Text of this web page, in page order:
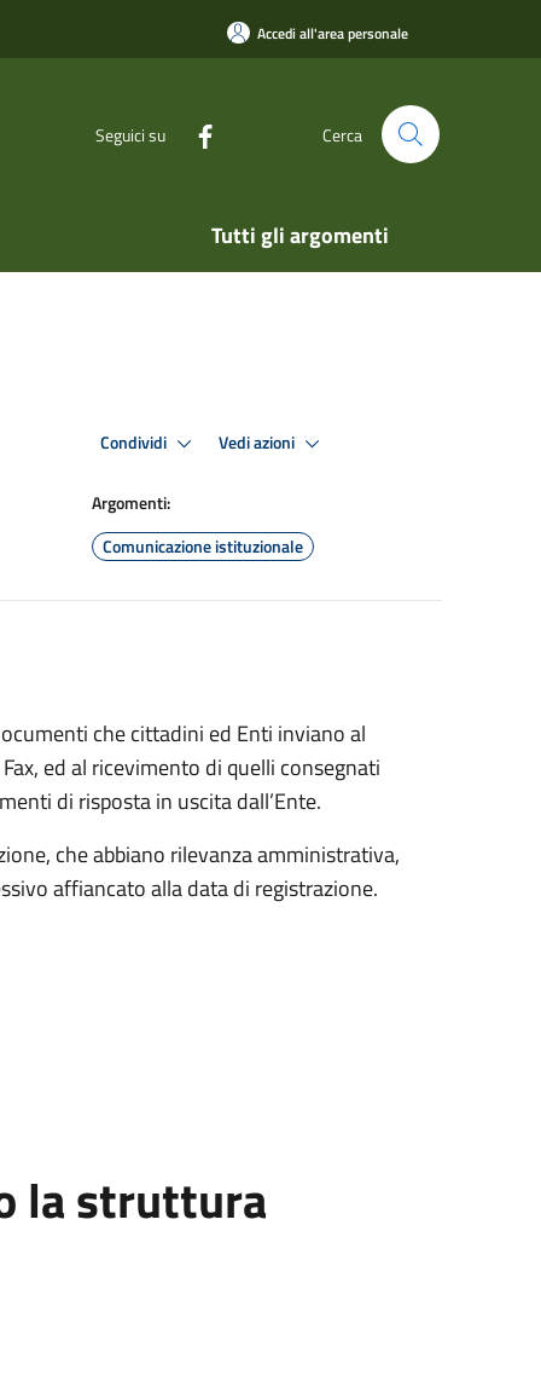
Accedi all'area personale
Seguici su Cerca
Tutti gli argomenti
Condividi Vedi azioni
Argomenti:
Comunicazione istituzionale
che cittadini ed Enti inviano al
ed al ricevimento di quelli consegnati
di risposta in uscita dall’Ente.
che abbiano rilevanza amministrativa,
affiancato alla data di registrazione.
la struttura